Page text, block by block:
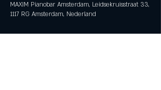
MAXIM Pianobar Amsterdam, Leidsekruisstraat 33,
1117 RG Amsterdam, Nederland